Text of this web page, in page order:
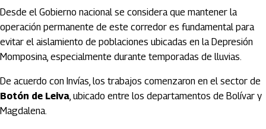
Desde el Gobierno nacional se considera que mantener la
operación permanente de este corredor es fundamental para
evitar el aislamiento de poblaciones ubicadas en la Depresión
Momposina, especialmente durante temporadas de lluvias.
De acuerdo con Invías, los trabajos comenzaron en el sector de
Botón de Leiva, ubicado entre los departamentos de Bolívar y
Magdalena.